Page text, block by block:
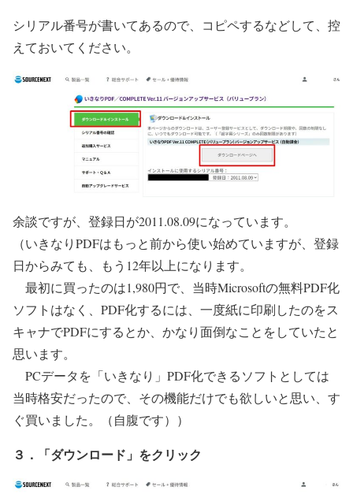
シリアル番号が書いてあるので、コピペするなどして、控
えておいてください。
余談ですが、登録日が2011.08.09になっています。
（いきなりPDFはもっと前から使い始めていますが、登録
日からみても、もう12年以上になります。
最初に買ったのは1,980円で、当時Microsoftの無料PDF化
ソフトはなく、PDF化するには、一度紙に印刷したのをス
キャナでPDFにするとか、かなり面倒なことをしていたと
思います。
PCデータを「いきなり」PDF化できるソフトとしては
当時格安だったので、その機能だけでも欲しいと思い、す
ぐ買いました。（自腹です））
３．「ダウンロード」をクリック